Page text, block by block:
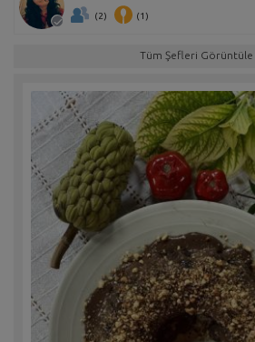
(2) (1)
Tüm Şefleri Görüntüle